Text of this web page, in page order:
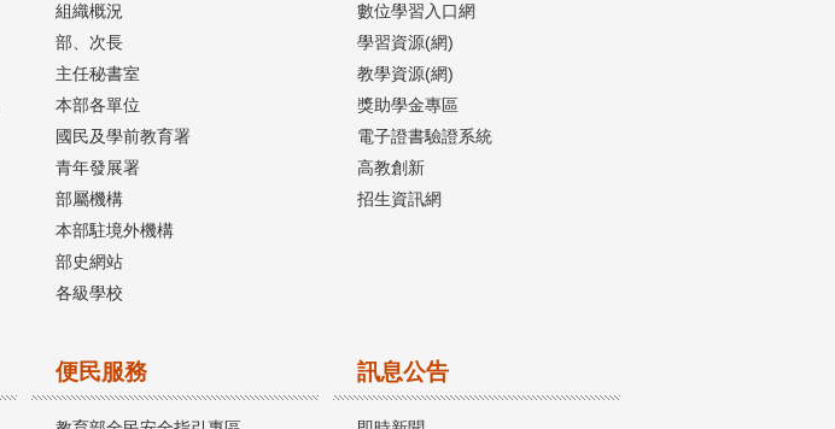
組織概況
部、次長
主任秘書室
本部各單位
國民及學前教育署
青年發展署
部屬機構
本部駐境外機構
部史網站
各級學校
數位學習入口網
學習資源(網)
教學資源(網)
獎助學金專區
電子證書驗證系統
高教創新
招生資訊網
便民服務 訊息公告